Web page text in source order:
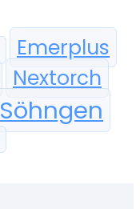
Emerplus
Nextorch
Söhngen